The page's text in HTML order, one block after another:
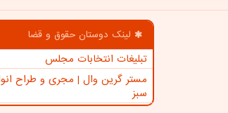
لینک دوستان حقوق و قضا
تبلیغات انتخابات مجلس
مستر گرین وال | مجری و طراح
سبز